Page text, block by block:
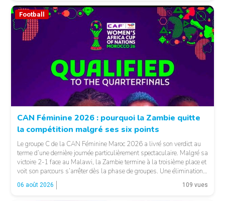
Football
CAN Féminine 2026 : pourquoi la Zambie quitte
la compétition malgré ses six points
Le groupe C de la CAN Féminine Maroc 2026 a livré son verdict au
terme d’une dernière journée particulièrement spectaculaire. Malgré sa
victoire 2-1 face au Malawi, la Zambie termine à la troisième place et
voit son parcours s’arrêter dès la phase de groupes. Une élimination
qui peut surprendre au regard du classement général : […]
06 août 2026 109 vues